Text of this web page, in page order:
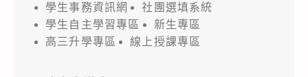
學生事務資訊網
社團選填系統
學生自主學習專區
新生專區
高三升學專區
線上授課專區